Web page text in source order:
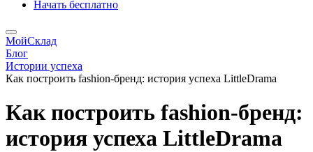
Начать бесплатно
МойСклад
Блог
Истории успеха
Как построить fashion-бренд: история успеха LittleDrama
Как построить fashion-бренд:
история успеха LittleDrama